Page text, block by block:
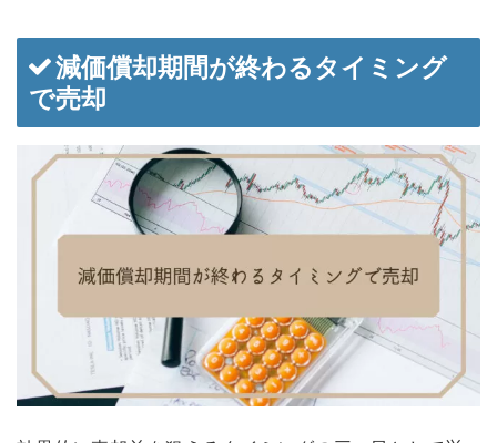
減価償却期間が終わるタイミング
で売却